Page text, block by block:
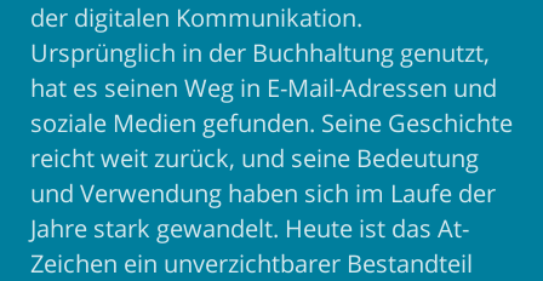
der digitalen Kommunikation.
Ursprünglich in der Buchhaltung genutzt,
hat es seinen Weg in E-Mail-Adressen und
soziale Medien gefunden. Seine Geschichte
reicht weit zurück, und seine Bedeutung
und Verwendung haben sich im Laufe der
Jahre stark gewandelt. Heute ist das At-
Zeichen ein unverzichtbarer Bestandteil